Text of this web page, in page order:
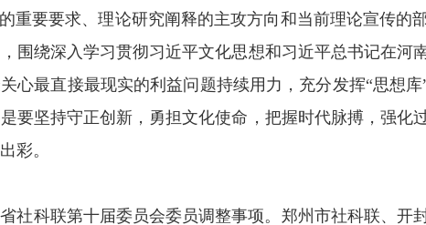
重要要求、理论研究阐释的主攻方向和当前理论宣传
围绕深入学习贯彻习近平文化思想和习近平总书记在
心最直接最现实的利益问题持续用力，充分发挥“思想
要坚持守正创新，勇担文化使命，把握时代脉搏，强
彩。
社科联第十届委员会委员调整事项。郑州市社科联、